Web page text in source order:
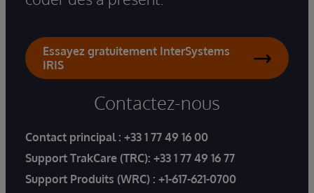
Essayez gratuitement InterSystems
IRIS
Contactez-nous
Contact principal : +33 1 77 49 16 00
Support TrakCare (TRC): +33 1 77 49 16 77
Support Produits (WRC) : +1-617-621-0700